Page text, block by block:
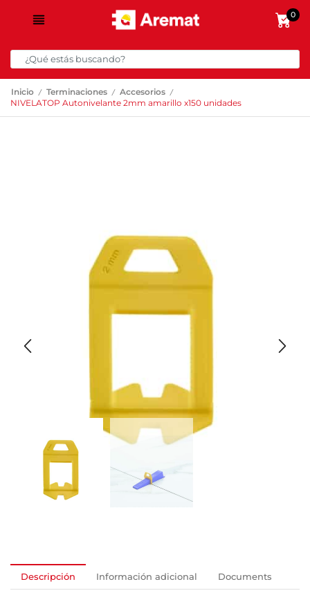
0
Inicio / Terminaciones / Accesorios /
NIVELATOP Autonivelante 2mm amarillo x150 unidades
Descripción Información adicional Documents